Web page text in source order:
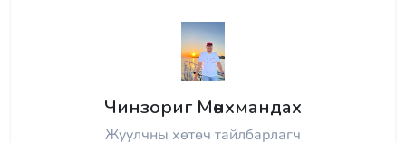
Чинзориг Мөнхмандах
Жуулчны хөтөч тайлбарлагч